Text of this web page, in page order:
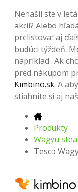
Nenašli ste v
akcii? Alebo
prelistovať aj
budúci týždeň.
napríklad . Ak
pred nákupom
Kimbino.sk. A
stiahnite si aj
Produkty
Wagyu
Tesco